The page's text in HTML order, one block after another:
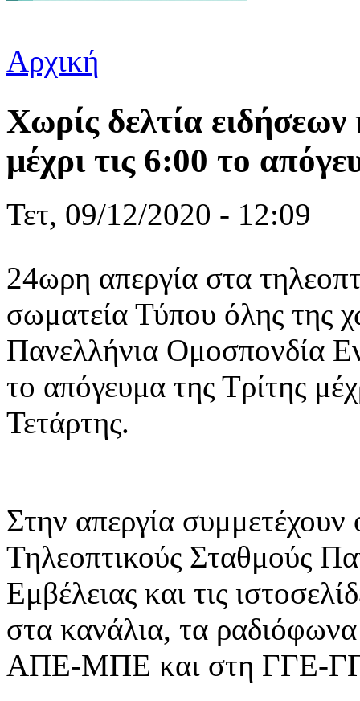
Είστε εδώ
Αρχική
Χωρίς δελτία
μέχρι τις 6:00 το
Τετ, 09/12/2020 - 12:09
24ωρη απεργία στα
σωματεία Τύπου όλης
Πανελλήνια Ομοσπονδία
το απόγευμα της Τρίτης
Τετάρτης.
Στην απεργία συμμετέχουν
Τηλεοπτικούς Σταθμούς
Εμβέλειας και τις
στα κανάλια, τα
ΑΠΕ-ΜΠΕ και στη ΓΓΕ-